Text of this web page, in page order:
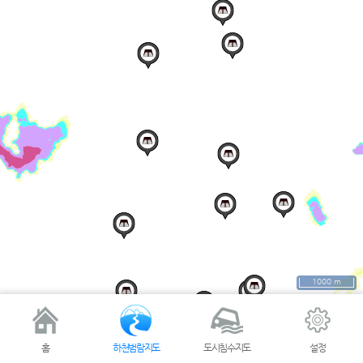
1000 m
홈 하천범람지도 도시침수지도 설정